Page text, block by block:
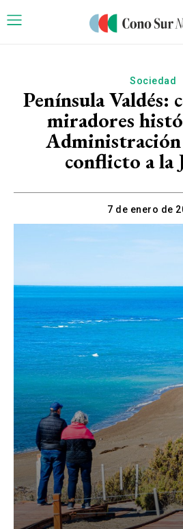
Sociedad
Península Valdés:
miradores
Administración
conflicto a la
7 de enero de